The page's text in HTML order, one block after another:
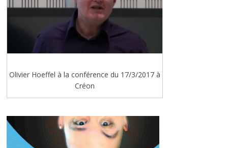
Olivier Hoeffel à la conférence du 17/3/2017 à
Créon